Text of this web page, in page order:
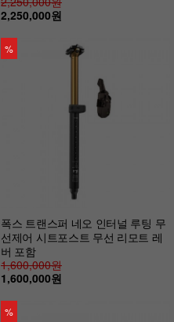
2,250,000원
%
폭스 트랜스퍼 네오 인터널 루팅 무
선제어 시트포스트 무선 리모트 레
버 포함
1,600,000원
1,600,000원
%